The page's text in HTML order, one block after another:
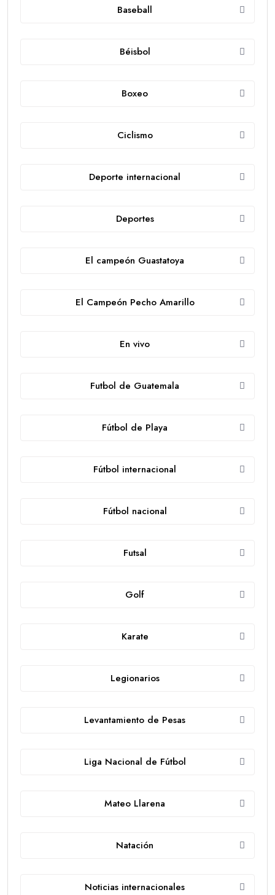
Baseball
Béisbol
Boxeo
Ciclismo
Deporte internacional
Deportes
El campeón Guastatoya
El Campeón Pecho Amarillo
En vivo
Futbol de Guatemala
Fútbol de Playa
Fútbol internacional
Fútbol nacional
Futsal
Golf
Karate
Legionarios
Levantamiento de Pesas
Liga Nacional de Fútbol
Mateo Llarena
Natación
Noticias internacionales